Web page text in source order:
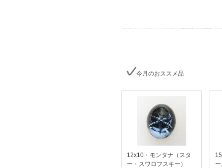
今月のおススメ品
12x10・モンタナ（スタ
ー・スワロフスキー）